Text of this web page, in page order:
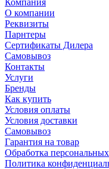
Компания
О компании
Реквизиты
Парнтеры
Сертификаты Дилера
Самовывоз
Контакты
Услуги
Бренды
Как купить
Условия оплаты
Условия доставки
Самовывоз
Гарантия на товар
Обработка
Политика